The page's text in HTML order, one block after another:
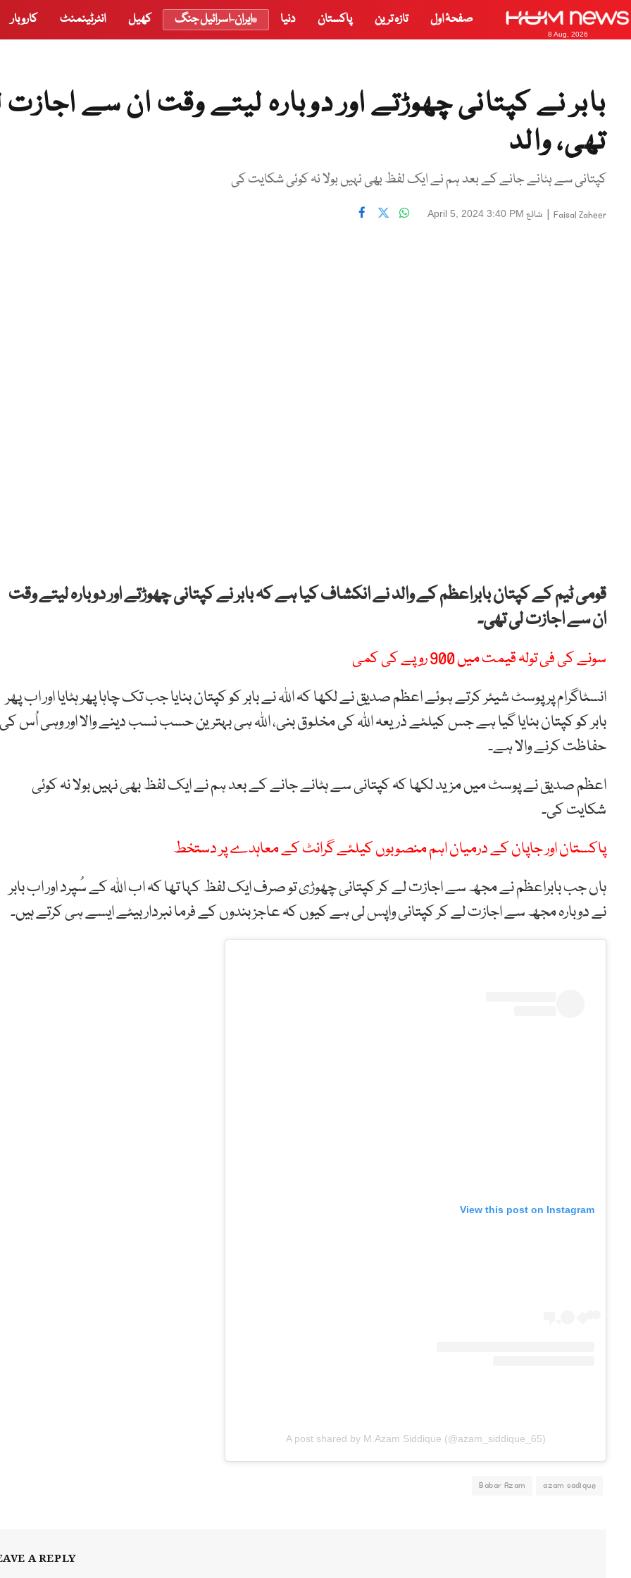
8 Aug, 2026
صفحۂ اول تازہ ترین پاکستان دنیا ایران-اسرائیل جنگ کھیل انٹرٹینمنٹ کاروبار
بابر نے کپتانی چھوڑتے اور دوبارہ لیتے وقت ان سے
تھی، والد
کپتانی سے ہٹانے جانے کے بعد ہم نے ایک لفظ بھی نہیں بولا نہ کوئی شکایت کی
Faisal Zaheer
| شائع April 5, 2024 3:40 PM
قومی ٹیم کے کپتان بابراعظم کے والد نے انکشاف کیا ہے کہ بابر نے کپتانی چھوڑتے اور دوبارہ لیتے وقت
ان سے اجازت لی تھی۔
سونے کی فی تولہ قیمت میں 900 روپے کی کمی
انسٹاگرام پر پوسٹ شیئر کرتے ہوئے اعظم صدیق نے لکھا کہ اللہ نے بابر کو کپتان بنایا جب تک چاہا پھر ہٹایا اور اب پھر
بابر کو کپتان بنایا گیا ہے جس کیلئے ذریعہ اللہ کی مخلوق بنی، اللہ ہی بہترین حسب نسب دینے والا اور وہی اُس کی
حفاظت کرنے والا ہے۔
اعظم صدیق نے پوسٹ میں مزید لکھا کہ کپتانی سے ہٹانے جانے کے بعد ہم نے ایک لفظ بھی نہیں بولا نہ کوئی
شکایت کی۔
پاکستان اور جاپان کے درمیان اہم منصوبوں کیلئے گرانٹ کے معاہدے پر دستخط
ہاں جب بابراعظم نے مجھ سے اجازت لے کر کپتانی چھوڑی تو صرف ایک لفظ کہا تھا کہ اب اللہ کے سُپرد اور اب بابر
نے دوبارہ مجھ سے اجازت لے کر کپتانی واپس لی ہے کیوں کہ عاجز بندوں کے فرما نبردار بیٹے ایسے ہی کرتے ہیں۔
View this post on Instagram
A post shared by M.Azam Siddique (@azam_siddique_65)
azam sadique
Babar Azam
A REPLY